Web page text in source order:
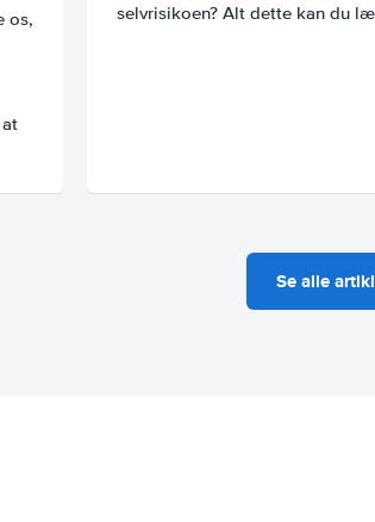
os,
selvrisikoen? Alt dette kan du
Se alle